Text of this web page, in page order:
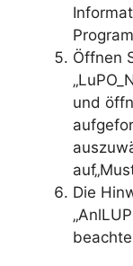
Öffnen
und
Die